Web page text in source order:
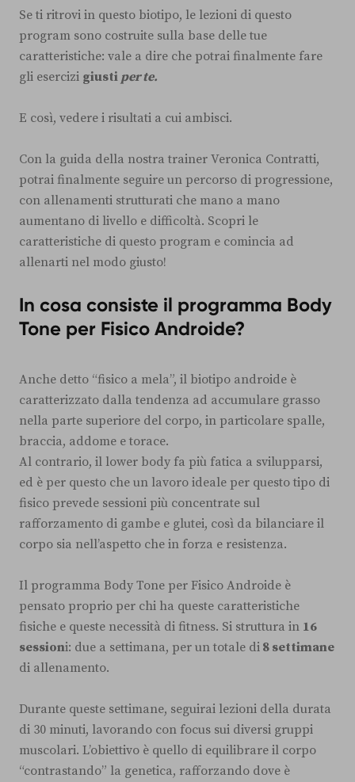
Se ti ritrovi in questo biotipo, le lezioni di questo
program sono costruite sulla base delle tue
caratteristiche: vale a dire che potrai finalmente fare
gli esercizi giusti per te.
E così, vedere i risultati a cui ambisci.
Con la guida della nostra trainer Veronica Contratti,
potrai finalmente seguire un percorso di progressione,
con allenamenti strutturati che mano a mano
aumentano di livello e difficoltà. Scopri le
caratteristiche di questo program e comincia ad
allenarti nel modo giusto!
In cosa consiste il programma Body
Tone per Fisico Androide?
Anche detto “fisico a mela”, il biotipo androide è
caratterizzato dalla tendenza ad accumulare grasso
nella parte superiore del corpo, in particolare spalle,
braccia, addome e torace.
Al contrario, il lower body fa più fatica a svilupparsi,
ed è per questo che un lavoro ideale per questo tipo di
fisico prevede sessioni più concentrate sul
rafforzamento di gambe e glutei, così da bilanciare il
corpo sia nell’aspetto che in forza e resistenza.
Il programma Body Tone per Fisico Androide è
pensato proprio per chi ha queste caratteristiche
fisiche e queste necessità di fitness. Si struttura in 16
sessioni: due a settimana, per un totale di 8 settimane
di allenamento.
Durante queste settimane, seguirai lezioni della durata
di 30 minuti, lavorando con focus sui diversi gruppi
muscolari. L’obiettivo è quello di equilibrare il corpo
“contrastando” la genetica, rafforzando dove è